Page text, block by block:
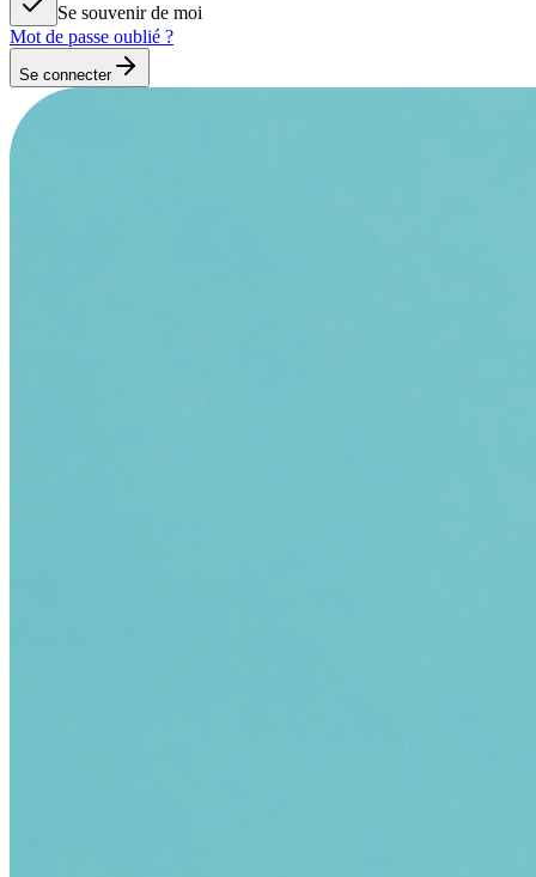
Se souvenir de moi
Mot de passe oublié ?
Se connecter